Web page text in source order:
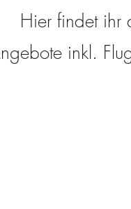
Hier findet ihr
inkl.